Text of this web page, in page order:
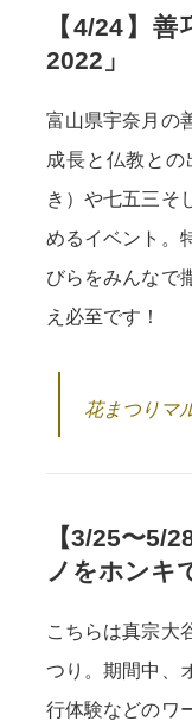
【4/24】
2022」
富山県宇奈月の
成長と仏教と
き）や七五三そ
めるイベント。
びらをみんなで
え必至です！
花まつりマ
【3/25〜5/
ノをホンキ
こちらは真宗大
つり。期間中、
行体験などのワ